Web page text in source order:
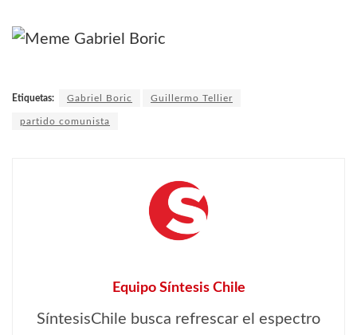
Etiquetas: Gabriel Boric Guillermo Tellier
partido comunista
Equipo Síntesis Chile
SíntesisChile busca refrescar el espectro